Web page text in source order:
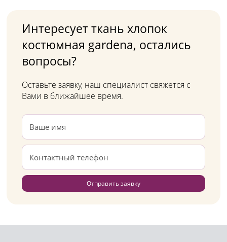
Интересует ткань хлопок
костюмная gardena, остались
вопросы?
Оставьте заявку, наш специалист свяжется с
Вами в ближайшее время.
Отправить заявку